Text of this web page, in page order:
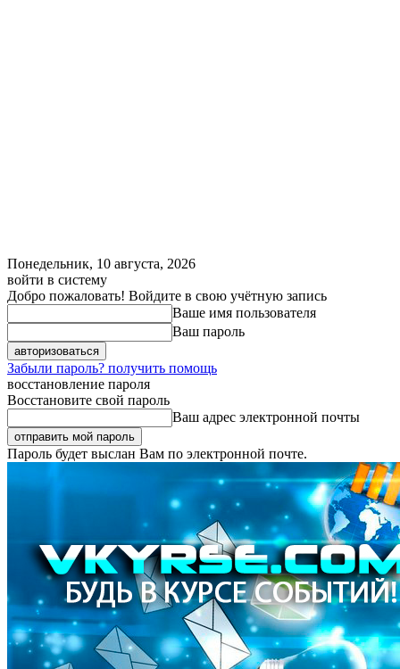
Понедельник, 10 августа, 2026
войти в систему
Добро пожаловать! Войдите в свою учётную запись
Ваше имя пользователя
Ваш пароль
Забыли пароль? получить помощь
восстановление пароля
Восстановите свой пароль
Ваш адрес электронной почты
Пароль будет выслан Вам по электронной почте.